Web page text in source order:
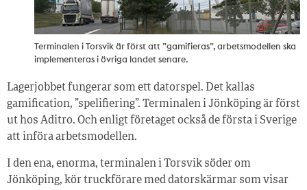
Terminalen i Torsvik är först att ”gamifieras”, arbetsmodellen ska
implementeras i övriga landet senare.
Lagerjobbet fungerar som ett datorspel. Det kallas
gamification, ”spelifiering”. Terminalen i Jönköping är först
ut hos Aditro. Och enligt företaget också de första i Sverige
att införa arbetsmodellen.
I den ena, enorma, terminalen i Torsvik söder om
Jönköping, kör truckförare med datorskärmar som visar